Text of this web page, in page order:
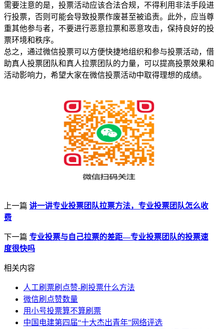
需要注意的是，投票活动应该合法合规，不得利用非法手段进
行投票，否则可能会导致投票作废甚至被追责。此外，应当尊
重其他参与者，不要进行恶意拉票和恶意攻击，保持良好的投
票环境和秩序。
总之，通过微信投票可以方便快捷地组织和参与投票活动，借
助真人投票团队和真人拉票团队的力量，可以提高投票效果和
活动影响力，希望大家在微信投票活动中取得理想的成绩。
上一篇 讲一讲专业投票团队拉票方法，专业投票团队怎么收
费
下一篇 专业投票与自己拉票的差距—专业投票团队的投票速
度很快吗
相关内容
人工刷票刷点赞-刷投票什么方法
微信刷点赞数量
用小号投票算不算刷票
中国电建第四届“十大杰出青年”网络评选